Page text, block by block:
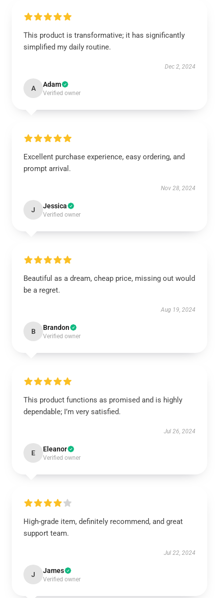
This product is transformative; it has significantly
simplified my daily routine.
Dec 2, 2024
A Adam
Verified owner
Excellent purchase experience, easy ordering, and
prompt arrival.
Nov 28, 2024
J Jessica
Verified owner
Beautiful as a dream, cheap price, missing out would
be a regret.
Aug 19, 2024
B Brandon
Verified owner
This product functions as promised and is highly
dependable; I’m very satisfied.
Jul 26, 2024
E Eleanor
Verified owner
High-grade item, definitely recommend, and great
support team.
Jul 22, 2024
J James
Verified owner